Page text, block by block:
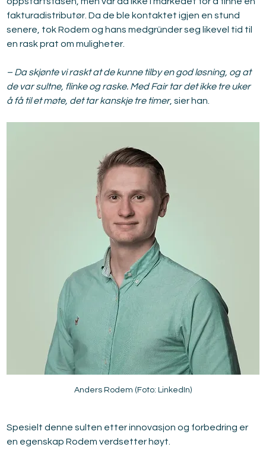
fakturadistributør. Da de ble kontaktet igjen en stund
senere, tok Rodem og hans medgründer seg likevel tid til
en rask prat om muligheter.
– Da skjønte vi raskt at de kunne tilby en god løsning, og at
de var sultne, flinke og raske. Med Fair tar det ikke tre uker
å få til et møte, det tar kanskje tre timer, sier han.
Anders Rodem (Foto: LinkedIn)
Spesielt denne sulten etter innovasjon og forbedring er
en egenskap Rodem verdsetter høyt.